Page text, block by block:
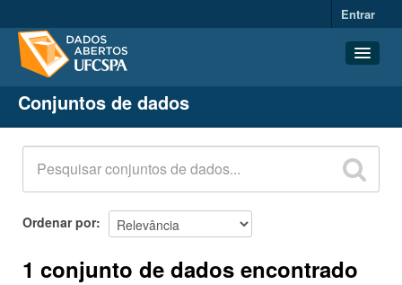
Entrar
Conjuntos de dados
Organizações
Grupos
Sobre
Conjuntos de dados
Ordenar por
1 conjunto de dados encontrado